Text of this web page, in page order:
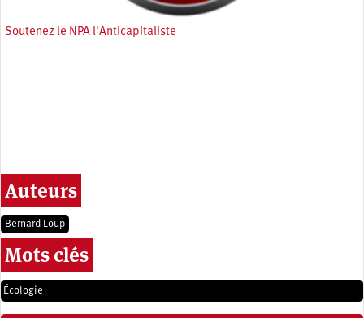
Soutenez le NPA l'Anticapitaliste
Auteurs
Bernard Loup
Mots clés
Écologie